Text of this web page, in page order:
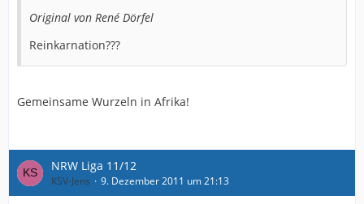
Original von René Dörfel
Reinkarnation???
Gemeinsame Wurzeln in Afrika!
NRW Liga 11/12
KSV-Jens 9. Dezember 2011 um 21:13